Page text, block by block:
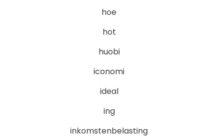
hoe
hot
huobi
iconomi
ideal
ing
inkomstenbelasting